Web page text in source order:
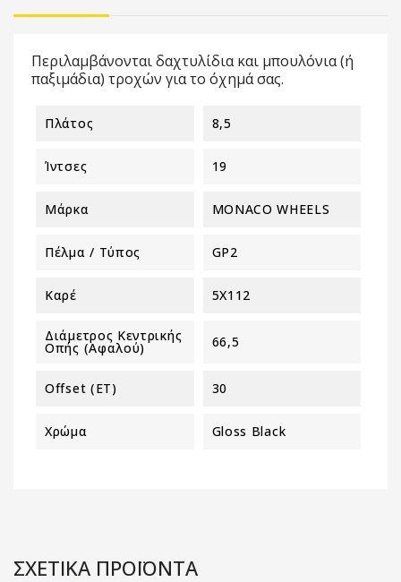
Περιλαμβάνονται δαχτυλίδια και μπουλόνια (ή
παξιμάδια) τροχών για το όχημά σας.
Πλάτος 8,5
Ίντσες 19
Μάρκα MONACO WHEELS
Πέλμα / Τύπος GP2
Καρέ 5X112
Διάμετρος Κεντρικής
Οπής (αφαλού) 66,5
Offset (ET) 30
Χρώμα Gloss Black
ΣΧΕΤΙΚΑ ΠΡΟΪΟΝΤΑ